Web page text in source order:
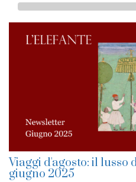
Viaggi d'agosto: il lusso
giugno 2025